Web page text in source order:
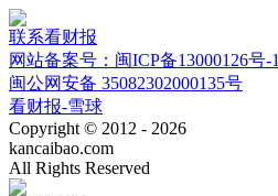
联系看财报
网站备案号：闽ICP备13000126号-1
闽公网安备 35082302000135号
看财报-雪球
Copyright © 2012 - 2026
kancaibao.com
All Rights Reserved